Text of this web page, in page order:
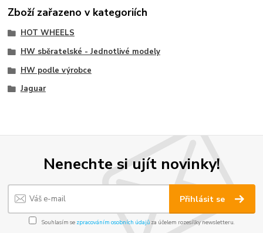
Zboží zařazeno v kategoriích
HOT WHEELS
HW sběratelské - Jednotlivé modely
HW podle výrobce
Jaguar
Nenechte si ujít novinky!
Přihlásit se
Souhlasím se zpracováním osobních údajůza účelem rozesílky newsletteru.